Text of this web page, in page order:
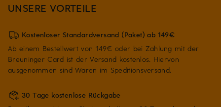
UNSERE VORTEILE
Kostenloser Standardversand (Paket) ab 149€
Ab einem Bestellwert von 149€ oder bei Zahlung mit der
Breuninger Card ist der Versand kostenlos. Hiervon
ausgenommen sind Waren im Speditionsversand.
30 Tage kostenlose Rückgabe